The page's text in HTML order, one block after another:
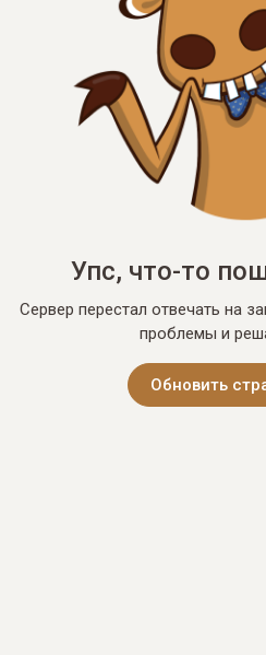
Упс, что-то
Сервер перестал отвечать на
проблемы и
Обновить